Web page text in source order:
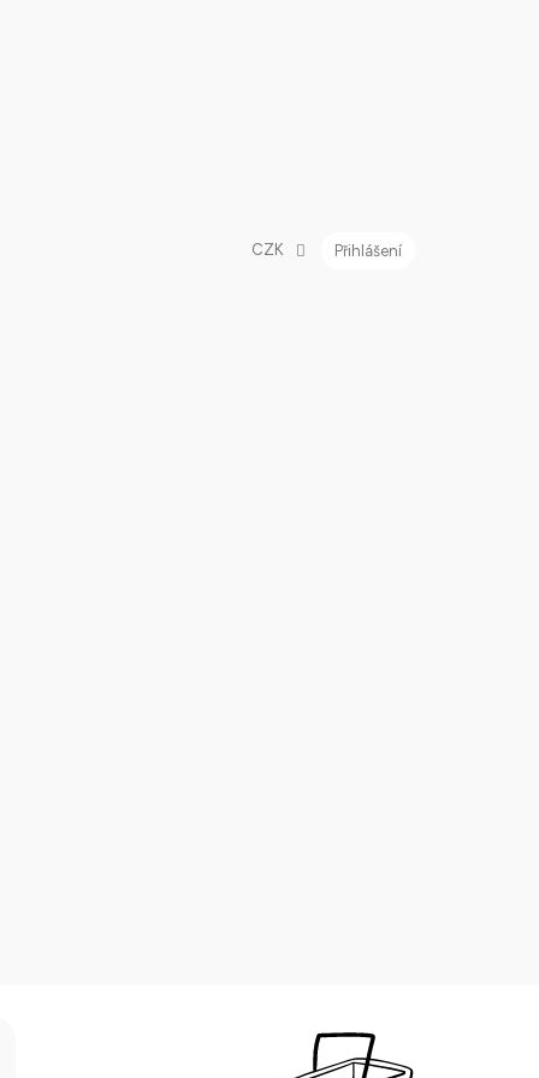
CZK Přihlášení